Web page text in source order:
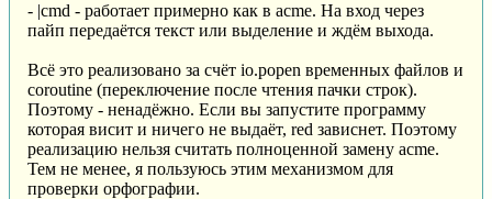
- |cmd - работает примерно как в acme. На вход через
пайп передаётся текст или выделение и ждём выхода.
Всё это реализовано за счёт io.popen временных файлов и
coroutine (переключение после чтения пачки строк).
Поэтому - ненадёжно. Если вы запустите программу
которая висит и ничего не выдаёт, red зависнет. Поэтому
реализацию нельзя считать полноценной замену acme.
Тем не менее, я пользуюсь этим механизмом для
проверки орфографии.